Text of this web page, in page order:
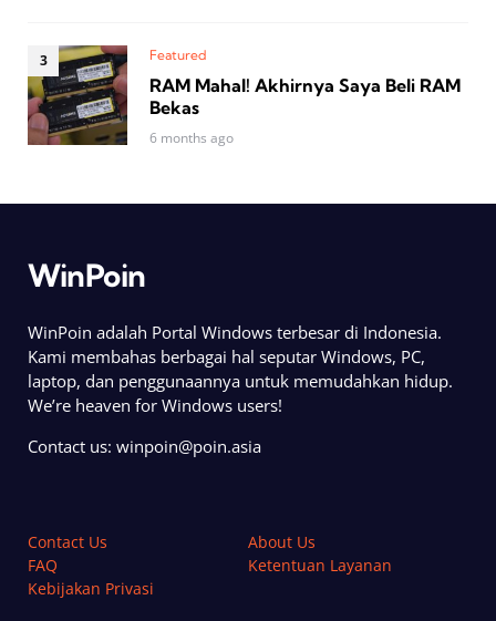
Featured
RAM Mahal! Akhirnya Saya Beli RAM
Bekas
6 months ago
WinPoin
WinPoin adalah Portal Windows terbesar di Indonesia.
Kami membahas berbagai hal seputar Windows, PC,
laptop, dan penggunaannya untuk memudahkan hidup.
We’re heaven for Windows users!
Contact us: winpoin@poin.asia
Contact Us
About Us
FAQ
Ketentuan Layanan
Kebijakan Privasi